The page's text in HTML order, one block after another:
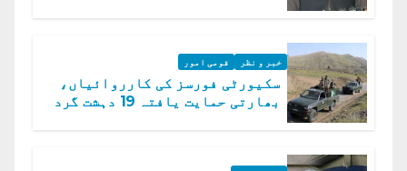
خبر و نظر قومی امور
سکیورٹی فورسز کی کارروائیاں،
بھارتی حمایت یافتہ 19 دہشت گرد